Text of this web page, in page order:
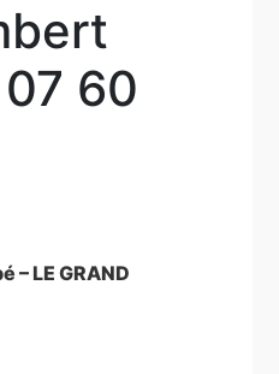
60
– LE GRAND